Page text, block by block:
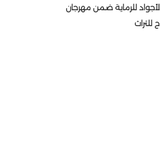
للرماية ضمن مهرجان
للتراث